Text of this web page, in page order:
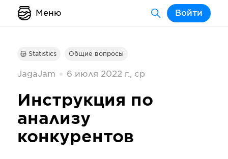
Меню Войти
Statistics Общие вопросы
JagaJam 6 июля 2022 г., ср
Инструкция по
анализу
конкурентов